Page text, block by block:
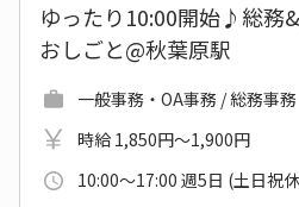
ゆったり10:00開始♪総務
おしごと@秋葉原駅
一般事務・OA事務 / 総務事務
時給 1,850円～1,900円
10:00～17:00 週5日 (土日祝